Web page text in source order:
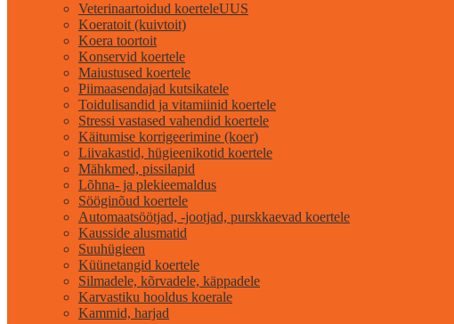
Veterinaartoidud koerteleUUS
Koeratoit (kuivtoit)
Koera toortoit
Konservid koertele
Maiustused koertele
Piimaasendajad kutsikatele
Toidulisandid ja vitamiinid koertele
Stressi vastased vahendid koertele
Käitumise korrigeerimine (koer)
Liivakastid, hügieenikotid koertele
Mähkmed, pissilapid
Lõhna- ja plekieemaldus
Sööginõud koertele
Automaatsöötjad, -jootjad, purskkaevad koertele
Kausside alusmatid
Suuhügieen
Küünetangid koertele
Silmadele, kõrvadele, käppadele
Karvastiku hooldus koerale
Kammid, harjad